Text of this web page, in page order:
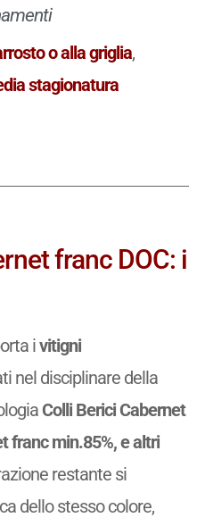
o alla griglia,
stagionatura
franc DOC: i
ivitigni
nel disciplinare della
Colli Berici Cabernet
franc min.85%, e altri
restante si
dello stesso colore,